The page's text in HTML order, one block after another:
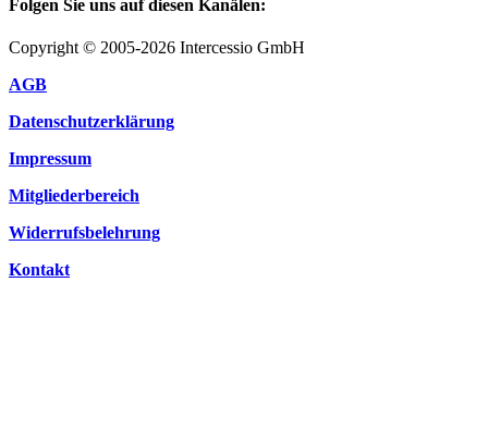
Folgen Sie uns auf diesen Kanälen:
Copyright © 2005-2026 Intercessio GmbH
AGB
Datenschutzerklärung
Impressum
Mitgliederbereich
Widerrufsbelehrung
Kontakt